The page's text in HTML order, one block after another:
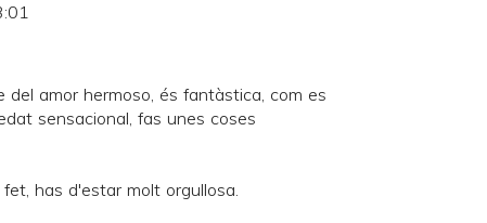
del amor hermoso, és fantàstica, com es
sensacional, fas unes coses
has d'estar molt orgullosa.